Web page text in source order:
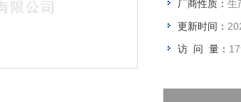
配送方式：快
厂商性质： 生
更新时间：
访 问 量：